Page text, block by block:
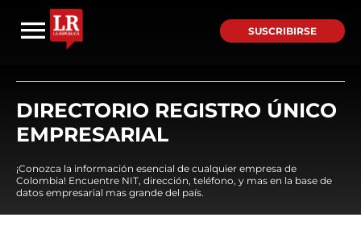
SUSCRIBIRSE
DIRECTORIO REGISTRO ÚNICO
EMPRESARIAL
¡Conozca la información esencial de cualquier empresa de
Colombia! Encuentre NIT, dirección, teléfono, y mas en la base de
datos empresarial mas grande del país.